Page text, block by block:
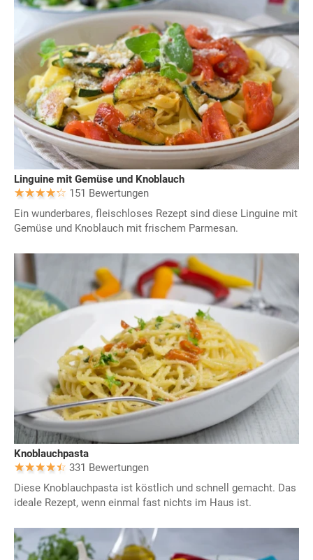
Linguine mit Gemüse und Knoblauch
151 Bewertungen
Ein wunderbares, fleischloses Rezept sind diese Linguine mit
Gemüse und Knoblauch mit frischem Parmesan.
Knoblauchpasta
331 Bewertungen
Diese Knoblauchpasta ist köstlich und schnell gemacht. Das
ideale Rezept, wenn einmal fast nichts im Haus ist.